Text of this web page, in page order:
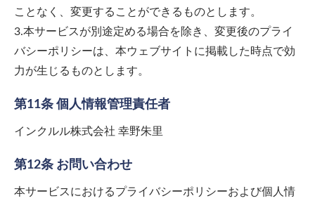
ことなく、変更することができるものとします。
3.本サービスが別途定める場合を除き、変更後のプライ
バシーポリシーは、本ウェブサイトに掲載した時点で効
力が生じるものとします。
第11条 個人情報管理責任者
インクルル株式会社 幸野朱里
第12条 お問い合わせ
本サービスにおけるプライバシーポリシーおよび個人情